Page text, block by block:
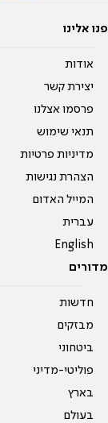
פנו אלינו
אודות
יצירת קשר
פרסמו אצלנו
תנאי שימוש
מדיניות פרטיות
הצהרת נגישות
המייל האדום
עברית
English
מדורים
חדשות
מבזקים
ביטחוני
פוליטי-מדיני
בארץ
בעולם